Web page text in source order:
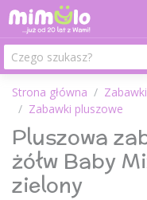
Strona główna Zabawki
Zabawki pluszowe
Pluszowa
żółw Baby
zielony